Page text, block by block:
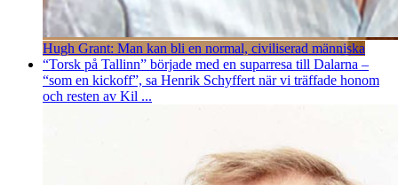
Hugh Grant: Man kan bli en normal, civiliserad människa
“Torsk på Tallinn” började med en suparresa till Dalarna –
“som en kickoff”, sa Henrik Schyffert när vi träffade honom
och resten av Kil ...